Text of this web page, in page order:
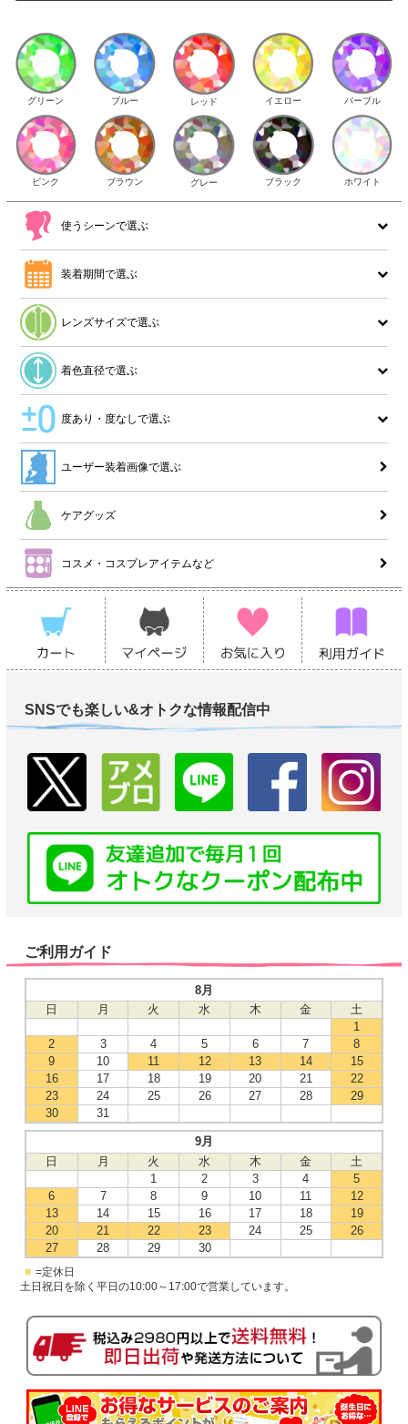
グリーン ブルー レッド イエロー パープル
ピンク ブラウン グレー ブラック ホワイト
使うシーンで選ぶ
装着期間で選ぶ
レンズサイズで選ぶ
着色直径で選ぶ
度あり・度なしで選ぶ
ユーザー装着画像で選ぶ
ケアグッズ
コスメ・コスプレアイテムなど
SNSでも楽しい&オトクな情報配信中
ご利用ガイド
8月
日
月 火 水 木 金
土
1
2
3 4 5 6 7
8
9
10 11 12 13 14
15
16
17 18 19 20 21
22
23
24 25 26 27 28
29
30
31
9月
日
月 火 水 木 金
土
1
2 3 4
5
6
7 8 9 10 11
12
13
14 15 16 17 18
19
20
21 22 23 24 25
26
27
28 29 30
■ =定休日
土日祝日を除く平日の10:00～17:00で営業しています。